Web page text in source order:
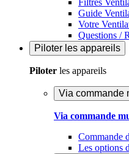
Filtres
Guide
Votre
Questions /
Piloter les appareils
Piloter les appareils
Via commande
Via commande
Commande
Les options